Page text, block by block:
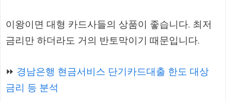
이왕이면 대형 카드사들의 상품이 좋습니다. 최저
금리만 하더라도 거의 반토막이기 때문입니다.
⏩ 경남은행 현금서비스 단기카드대출 한도 대상
금리 등 분석